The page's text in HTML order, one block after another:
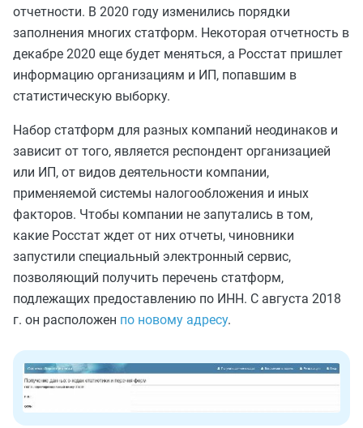
отчетности. В 2020 году изменились порядки
заполнения многих статформ. Некоторая отчетность в
декабре 2020 еще будет меняться, а Росстат пришлет
информацию организациям и ИП, попавшим в
статистическую выборку.
Набор статформ для разных компаний неодинаков и
зависит от того, является респондент организацией
или ИП, от видов деятельности компании,
применяемой системы налогообложения и иных
факторов. Чтобы компании не запутались в том,
какие Росстат ждет от них отчеты, чиновники
запустили специальный электронный сервис,
позволяющий получить перечень статформ,
подлежащих предоставлению по ИНН. С августа 2018
г. он расположен по новому адресу.